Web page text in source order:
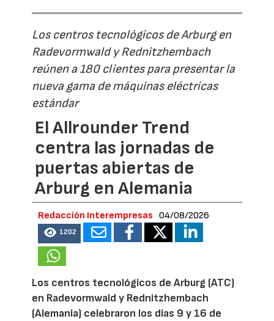
Los centros tecnológicos de Arburg en
Radevormwald y Rednitzhembach
reúnen a 180 clientes para presentar la
nueva gama de máquinas eléctricas
estándar
El Allrounder Trend
centra las jornadas de
puertas abiertas de
Arburg en Alemania
Redacción Interempresas 04/08/2026
1202
Los centros tecnológicos de Arburg (ATC)
en Radevormwald y Rednitzhembach
(Alemania) celebraron los días 9 y 16 de